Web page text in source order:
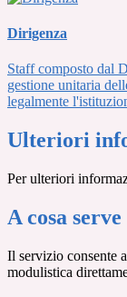
Dirigenza
Staff composto dal
gestione unitaria
legalmente
Ulteriori
Per ulteriori
A cosa serve
Il servizio consente
modulistica